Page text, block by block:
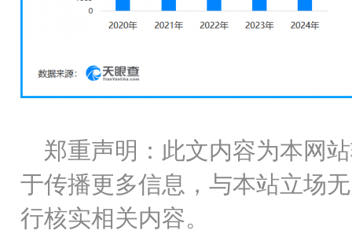
郑重声明：此文内容为本网
于传播更多信息，与本站立场
行核实相关内容。